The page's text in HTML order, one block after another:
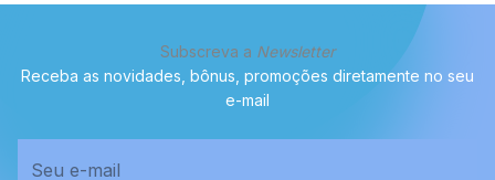
Subscreva a Newsletter
Receba as novidades, bônus, promoções diretamente no seu
e-mail